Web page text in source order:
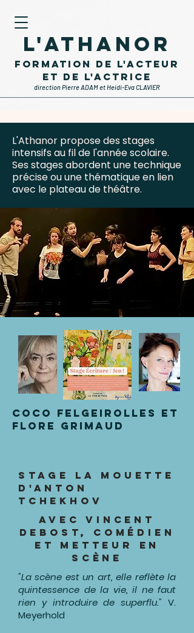
direction Pierre ADAM et Heidi-Eva CLAVIER
L'Athanor
formation de l'acteur
et de l'actrice
L'Athanor propose des stages
intensifs au fil de l'année scolaire.
Ses stages abordent une technique
précise ou une thématique en lien
avec le plateau de théâtre.
Coco Felgeirolles et
Flore Grimaud
STAGE La mouette
d'Anton
Tchekhov
avec Vincent
Debost, comédien
et metteur en
scène
"La scène est un art, elle reflète la
quintessence de la vie, il ne faut
rien y introduire de superflu." V.
Meyerhold